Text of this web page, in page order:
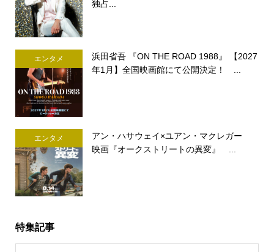
独占...
エンタメ
浜田省吾 『ON THE ROAD 1988』 【2027
年1月】全国映画館にて公開決定！ ...
エンタメ
アン・ハサウェイ×ユアン・マクレガー
映画『オークストリートの異変』 ...
特集記事